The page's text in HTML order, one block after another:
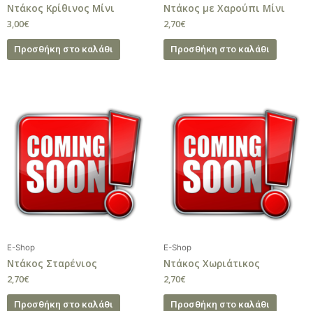
Ντάκος Κρίθινος Μίνι
3,00€
Προσθήκη στο καλάθι
Ντάκος με Χαρούπι Μίνι
2,70€
Προσθήκη στο καλάθι
E-Shop
Ντάκος Σταρένιος
2,70€
Προσθήκη στο καλάθι
E-Shop
Ντάκος Χωριάτικος
2,70€
Προσθήκη στο καλάθι